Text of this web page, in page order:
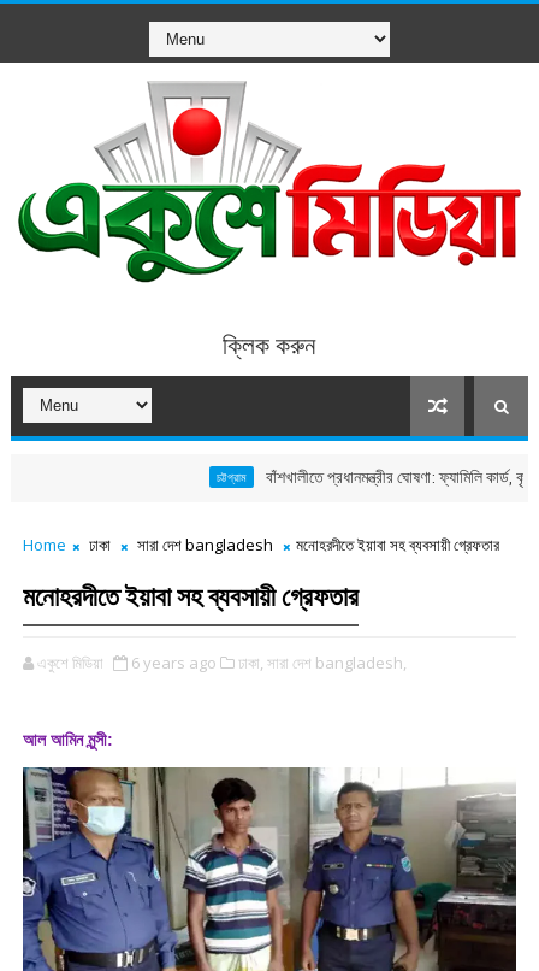
ক্লিক করুন
বাঁশখালীতে প্রধানমন্ত্রীর ঘোষণা: ফ্যামিলি কার্ড, কৃষক কার্ড ও
Home ঢাকা সারা দেশ bangladesh মনোহরদীতে ইয়াবা সহ ব্যবসায়ী গ্রেফতার
মনোহরদীতে ইয়াবা সহ ব্যবসায়ী গ্রেফতার
একুশে মিডিয়া 6 years ago ঢাকা, সারা দেশ bangladesh,
আল আমিন মুন্সী: